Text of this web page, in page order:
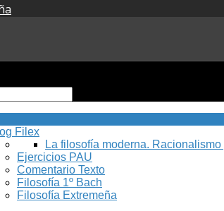
Filex
La filosofía moderna.
Ejercicios PAU
Comentario Texto
Filosofía 1º Bach
Filosofía Extremeña